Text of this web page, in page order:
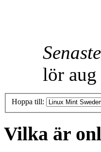
lör
Hoppa till:
Vilka är